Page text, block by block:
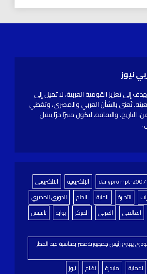
نيوز
إلى تعزيز القومية العربية، لا تميل إلى
تُعنى بالشأن العربي والمصري، وتغطي
التاريخ، والثقافة، لتكون منبرًا حرًا ينقل
dailyprompt-2007 الإلكترونية
الالكتروني
التجارة الجنية الحلم
الدوري المصري
العالمي العربي المركز بوابة
تاسيس
يهنئ رئيس جمهوريةمصر بمناسبة عيد الفطر
لحماية مابدرة نظام نيوز